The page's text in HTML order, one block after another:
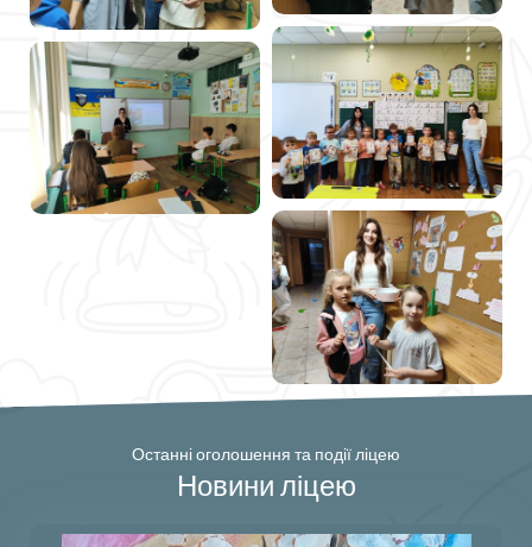
Останні оголошення та події ліцею
Новини ліцею